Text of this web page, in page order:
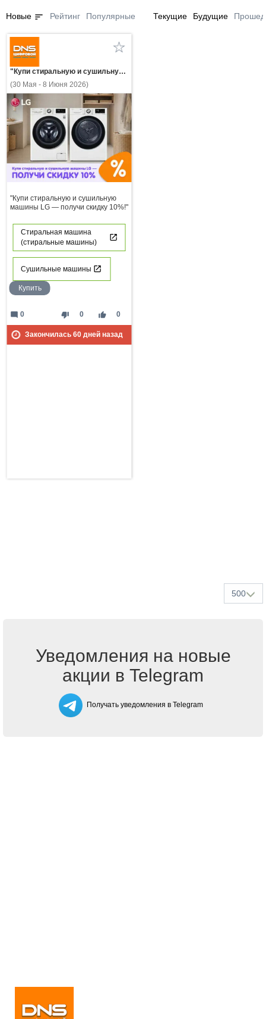
Новые sort Рейтинг Популярные Текущие Будущие
"Купи стиральную и сушильную машины LG — получи скидку 10%!"
(30 Мая - 8 Июня 2026)
"Купи стиральную и сушильную
машины LG — получи скидку 10%!"
Стиральная машина
(стиральные машины)
Сушильные машины
Купить
thumb_down 0 thumb_up 0
mode_comment 0
Закончилась 60дней назад
500
Уведомления на новые
акции в Telegram
Получать уведомления в Telegram